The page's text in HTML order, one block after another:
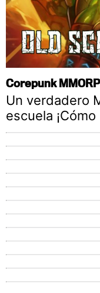
Corepunk
Un verdadero
escuela